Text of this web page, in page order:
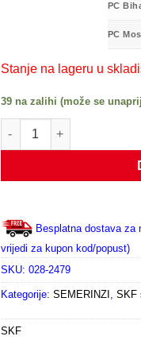
PC
PC
Stanje na lageru u
39 na zalihi (može se
CR 55X72X8 HMSA10 RG
Besplatna dostava za
vrijedi za kupon kod/popust)
SKU: 028-2479
Kategorije: SEMERINZI , SKF
SKF